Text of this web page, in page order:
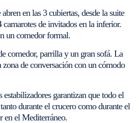
en las 3 cubiertas, desde la suite
de invitados en la inferior.
un comedor formal.
comedor, parrilla y un gran sofá. La
de conversación con un cómodo
garantizan que todo el
durante el crucero como durante el
en el Mediterráneo.